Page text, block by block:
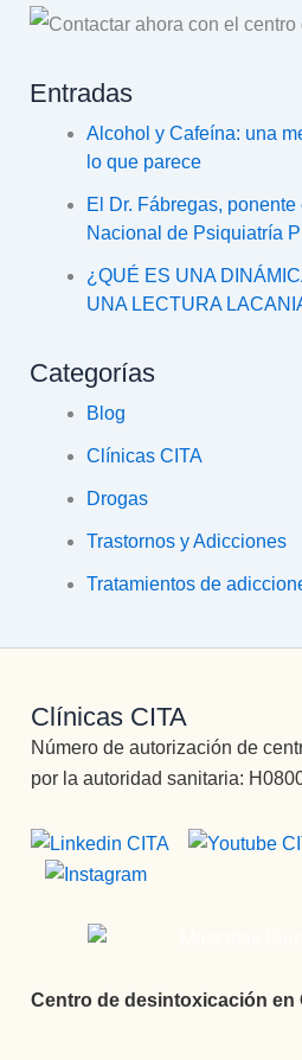
Entradas
Alcohol y Cafeína: una
lo que parece
El Dr. Fábregas,
Nacional de Psiquiatría
¿QUÉ ES UNA
UNA LECTURA
Categorías
Blog
Clínicas CITA
Drogas
Trastornos y Adicciones
Tratamientos de
Clínicas CITA
Número de autorización de
por la autoridad sanitaria:
Centro de desintoxicación en